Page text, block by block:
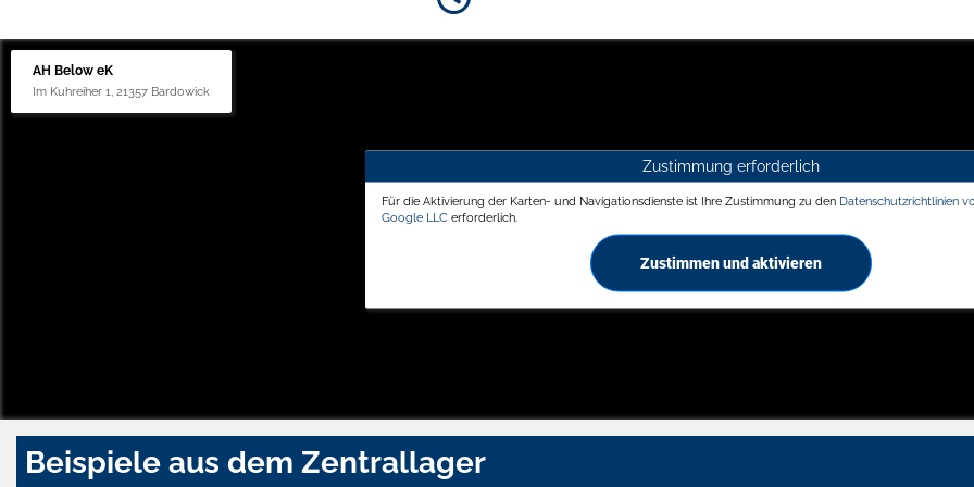
AH Below eK
Im Kuhreiher 1, 21357 Bardowick
Zustimmung erforderlich
Für die Aktivierung der Karten- und Navigationsdienste ist Ihre Zustimmung zu den Datenschutzrichtlinien
Google LLC erforderlich.
Zustimmen und aktivieren
Beispiele aus dem Zentrallager